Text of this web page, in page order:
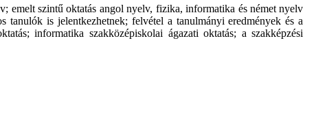
emelt szintű oktatás angol nyelv, fizika, informatika és német nyelv
tanulók is jelentkezhetnek; felvétel a tanulmányi eredmények és a
informatika szakközépiskolai ágazati oktatás; a szakképzési